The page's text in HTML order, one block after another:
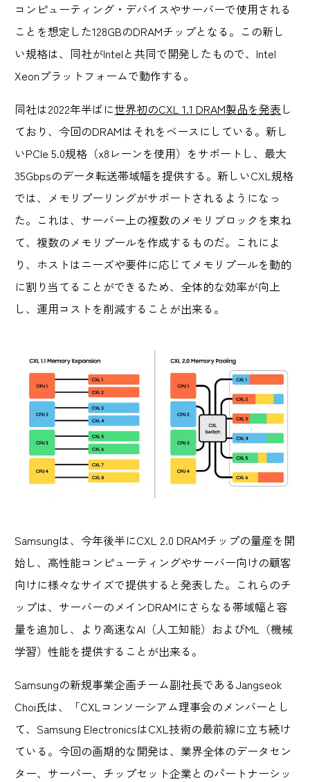
コンピューティング・デバイスやサーバーで使用される
ことを想定した128GBのDRAMチップとなる。この新し
い規格は、同社がIntelと共同で開発したもので、Intel
Xeonプラットフォームで動作する。
同社は2022年半ばに世界初のCXL 1.1 DRAM製品を発表 し
ており、今回のDRAMはそれをベースにしている。新し
いPCIe 5.0規格（x8レーンを使用）をサポートし、最大
35Gbpsのデータ転送帯域幅を提供する。新しいCXL規格
では、メモリプーリングがサポートされるようになっ
た。これは、サーバー上の複数のメモリブロックを束ね
て、複数のメモリプールを作成するものだ。これによ
り、ホストはニーズや要件に応じてメモリプールを動的
に割り当てることができるため、全体的な効率が向上
し、運用コストを削減することが出来る。
Samsungは、今年後半にCXL 2.0 DRAMチップの量産を開
始し、高性能コンピューティングやサーバー向けの顧客
向けに様々なサイズで提供すると発表した。これらのチ
ップは、サーバーのメインDRAMにさらなる帯域幅と容
量を追加し、より高速なAI（人工知能）およびML（機械
学習）性能を提供することが出来る。
Samsungの新規事業企画チーム副社長であるJangseok
Choi氏は、「CXLコンソーシアム理事会のメンバーとし
て、Samsung ElectronicsはCXL技術の最前線に立ち続け
ている。今回の画期的な開発は、業界全体のデータセン
ター、サーバー、チップセット企業とのパートナーシッ